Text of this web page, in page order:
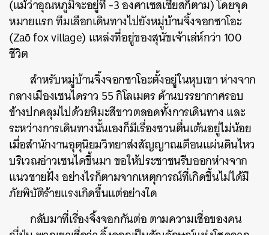
(แม้ว่าอุณหภูมิจะอยู่ที่ -3 องศาเซสเซียสก็ตาม) โดยจุด
หมายแรก ทีมเลือกเดินทางไปยังหมู่บ้านจิ้งจอกซาโอะ
(Zaō fox village) แหล่งที่อยู่ของสุนัขเจ้าเล่ห์กว่า 100
ชีวิต
สำหรับหมู่บ้านจิ้งจอกซาโอะตั้งอยู่ในหุบเขา ห่างจาก
กลางเมืองเซนไดราว 55 กิโลเมตร ด้านบรรยากาศรอบ
ข้างปกคลุมไปด้วยหิมะสีขาวตลอดทั้งการเดินทาง และ
ระหว่างการเดินทางนั้นเองก็มีเรื่องชวนตื่นเต้นอยู่ไม่น้อย
เมื่อสำนักงานอุตุนิยมวิทยาส่งสัญญาณเตือนแผ่นดินไหว
บริเวณอ่าวเซนไดขึ้นมา ขอให้ประชาชนรีบออกห่างจาก
แนวชายฝั่ง อย่างไรก็ตามจากเหตุการณ์ที่เกิดขึ้นไม่ได้มี
ภัยพิบัติร้ายแรงเกิดขึ้นแต่อย่างใด
กลับมาที่เรื่องจิ้งจอกกันต่อ ตามความเชื่อของคน